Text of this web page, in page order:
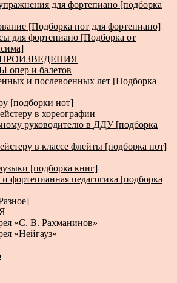
для фортепиано [подборка
[Подборка нот для фортепиано]
для фортепиано [Подборка от
и балетов
и послевоенных лет [Подборка
[подборки нот]
в хореографии
руководителю в ДДУ [подборка
в классе флейты [подборка нот]
[подборка книг]
фортепианная педагогика [подборка
«С. В. Рахманинов»
«Нейгауз»